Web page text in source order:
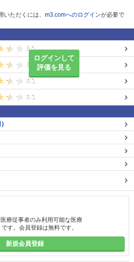
いただくには、 m3.comへのログインが必要で
ログインして
評価を見る
療従事者のみ利用可能な医療
す。会員登録は無料です。
新規会員登録